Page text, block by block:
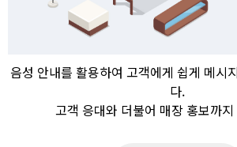
음성 안내를 활용하여 고객에게 쉽게 메시
다.
고객 응대와 더불어 매장 홍보까